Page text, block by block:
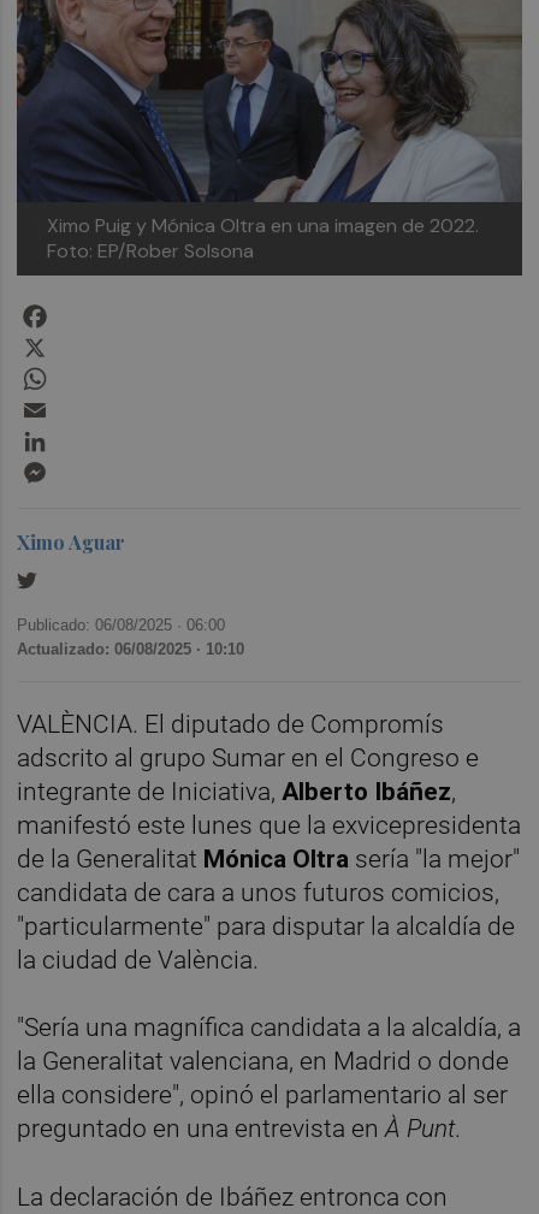
Ximo Puig y Mónica Oltra en una imagen de 2022.
Foto: EP/Rober Solsona
Ximo Aguar
Publicado: 06/08/2025 ·06:00
Actualizado: 06/08/2025 · 10:10
VALÈNCIA. El diputado de Compromís
adscrito al grupo Sumar en el Congreso e
integrante de Iniciativa, Alberto Ibáñez,
manifestó este lunes que la exvicepresidenta
de la Generalitat Mónica Oltra sería "la mejor"
candidata de cara a unos futuros comicios,
"particularmente" para disputar la alcaldía de
la ciudad de València.
"Sería una magnífica candidata a la alcaldía, a
la Generalitat valenciana, en Madrid o donde
ella considere", opinó el parlamentario al ser
preguntado en una entrevista enÀ Punt.
La declaración de Ibáñez entronca con